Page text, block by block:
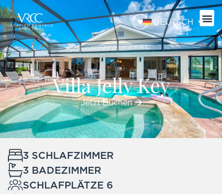
DEUTSCH
Villa Jelly Key
Jetzt Buchen
3 SCHLAFZIMMER
3 BADEZIMMER
SCHLAFPLÄTZE 6